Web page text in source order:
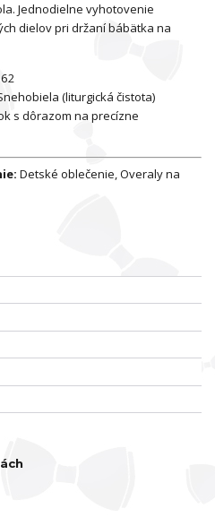
Jednodielne vyhotovenie
dielov pri držaní bábätka na
(liturgická čistota)
s dôrazom na precízne
Detské oblečenie, Overaly na